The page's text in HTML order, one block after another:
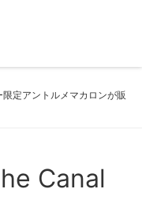
定アントルメマカロンが販
Canal